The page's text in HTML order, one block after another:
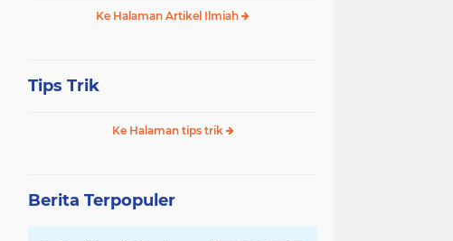
Ke Halaman Artikel Ilmiah
Tips Trik
Ke Halaman tips trik
Berita Terpopuler